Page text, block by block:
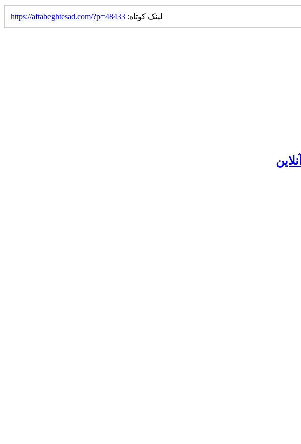
لینک کوتاه: https://aftabeghtesad.com/?p=48433